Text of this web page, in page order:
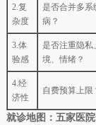
2.复
杂度
是否合并多系
病？
3.体
验感
是否注重隐私
境、情绪？
4.经
济性
自费预算上限
就诊地图：五家医